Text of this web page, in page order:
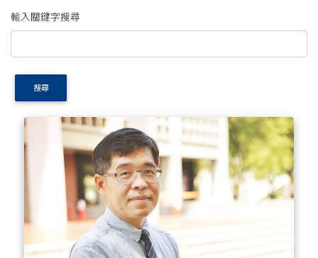
輸入關鍵字搜尋
搜尋